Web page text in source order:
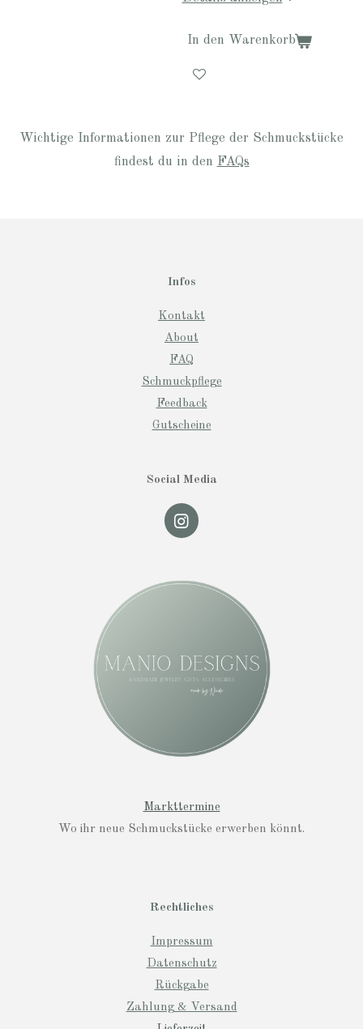
In den Warenkorb
Wichtige Informationen zur Pflege der Schmuckstücke
findest du in den FAQs
Infos
Kontakt
About
FAQ
Schmuckpflege
Feedback
Gutscheine
Social Media
I
n
a
Markttermine
Wo ihr neue Schmuckstücke erwerben könnt.
Rechtliches
Impressum
Datenschutz
Rückgabe
Zahlung & Versand